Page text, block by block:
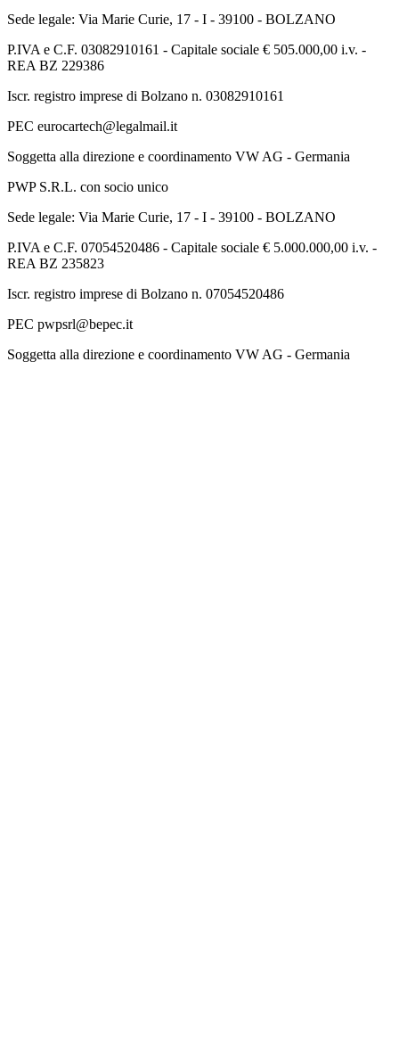
Sede legale: Via Marie Curie, 17 - I - 39100 - BOLZANO
P.IVA e C.F. 03082910161 - Capitale sociale € 505.000,00 i.v. -
REA BZ 229386
Iscr. registro imprese di Bolzano n. 03082910161
PEC eurocartech@legalmail.it
Soggetta alla direzione e coordinamento VW AG - Germania
PWP S.R.L. con socio unico
Sede legale: Via Marie Curie, 17 - I - 39100 - BOLZANO
P.IVA e C.F. 07054520486 - Capitale sociale € 5.000.000,00 i.v. -
REA BZ 235823
Iscr. registro imprese di Bolzano n. 07054520486
PEC pwpsrl@bepec.it
Soggetta alla direzione e coordinamento VW AG - Germania